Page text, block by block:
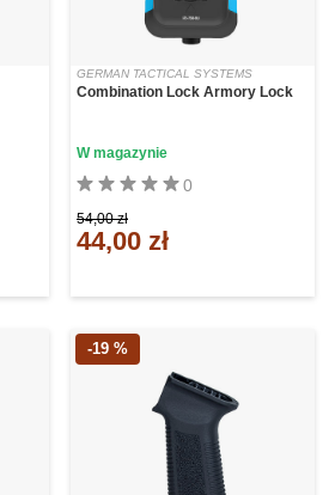
GERMAN TACTICAL SYSTEMS
Combination Lock Armory Lock
0
W magazynie
54,00 zł
44,00 zł
-19 %